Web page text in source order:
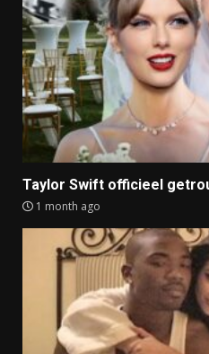
Taylor Swift officieel
1 month ago